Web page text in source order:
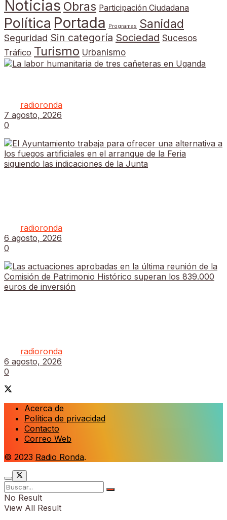
Noticias Obras Participación Ciudadana
Política Portada Programas Sanidad
Seguridad Sin categoría Sociedad Sucesos
Tráfico Turismo Urbanismo
radioronda
7 agosto, 2026
0
radioronda
6 agosto, 2026
0
radioronda
6 agosto, 2026
0
Acerca de
Política de privacidad
Contacto
Correo Web
© 2023 Radio Ronda.
No Result
View All Result